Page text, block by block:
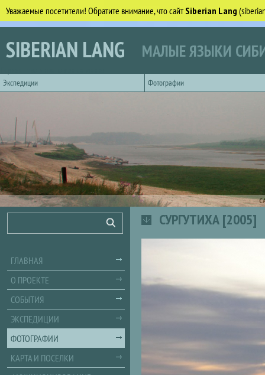
Уважаемые посетители! Обратите внимание, что сайтSiberian Lang
Перейти к основному содержанию
SIBERIAN LANG МАЛЫЕ ЯЗЫКИ
Экспедиции
Фотографии
СУРГУТИХА [2005]
Поиск
ГЛАВНАЯ
О ПРОЕКТЕ
СОБЫТИЯ
ЭКСПЕДИЦИИ
ФОТОГРАФИИ
КАРТА И ПОСЕЛКИ